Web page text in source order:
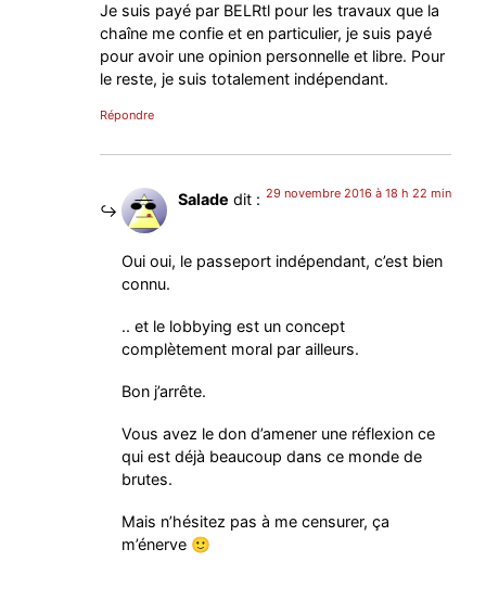
Je suis payé par BELRtl pour les travaux que la
chaîne me confie et en particulier, je suis payé
pour avoir une opinion personnelle et libre. Pour
le reste, je suis totalement indépendant.
Répondre
Salade dit : 29 novembre 2016 à 18 h 22 min
Oui oui, le passeport indépendant, c’est bien
connu.
.. et le lobbying est un concept
complètement moral par ailleurs.
Bon j’arrête.
Vous avez le don d’amener une réflexion ce
qui est déjà beaucoup dans ce monde de
brutes.
Mais n’hésitez pas à me censurer, ça
m’énerve 🙂